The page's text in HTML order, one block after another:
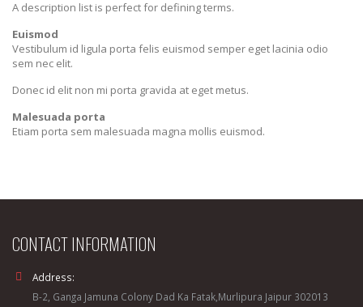
A description list is perfect for defining terms.
Euismod
Vestibulum id ligula porta felis euismod semper eget lacinia odio
sem nec elit.
Donec id elit non mi porta gravida at eget metus.
Malesuada porta
Etiam porta sem malesuada magna mollis euismod.
CONTACT INFORMATION
Address:
B-2, Ganga Jamuna Colony Dad Ka Fatak,Murlipura Jaipur 302013